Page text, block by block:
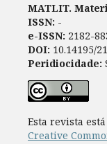
MATLIT.
ISSN: -
e-ISSN: 2182-
DOI: 10.14195/
Peridiocidade:
Esta revista
Creative